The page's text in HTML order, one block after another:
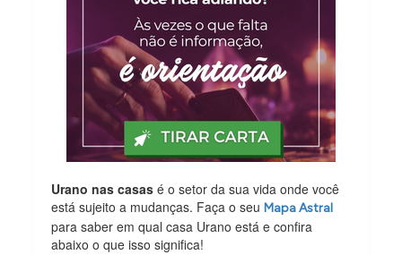
Urano nas casas é o setor da sua vida onde você
está sujeito a mudanças. Faça o seuMapa Astral
para saber em qual casa Urano está e confira
abaixo o que isso significa!